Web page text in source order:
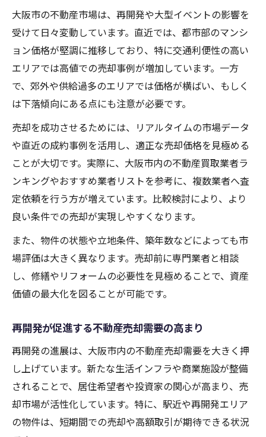
大阪市の不動産市場は、再開発や大型イベントの影響を
受けて日々変動しています。直近では、都市部のマンシ
ョン価格が堅調に推移しており、特に交通利便性の高い
エリアでは高値での売却事例が増加しています。一方
で、郊外や供給過多のエリアでは価格が横ばい、もしく
は下落傾向にある点にも注意が必要です。
売却を成功させるためには、リアルタイムの市場データ
や直近の成約事例を活用し、適正な売却価格を見極める
ことが大切です。実際に、大阪市内の不動産買取業者ラ
ンキングやおすすめ業者リストを参考に、複数業者へ査
定依頼を行う方が増えています。比較検討により、より
良い条件での売却が実現しやすくなります。
また、物件の状態や立地条件、築年数などによっても市
場評価は大きく異なります。売却前に専門業者と相談
し、修繕やリフォームの必要性を見極めることで、資産
価値の最大化を図ることが可能です。
再開発が促進する不動産売却需要の高まり
再開発の進展は、大阪市内の不動産売却需要を大きく押
し上げています。新たな生活インフラや商業施設が整備
されることで、居住希望者や投資家の関心が高まり、売
却市場が活性化しています。特に、駅近や再開発エリア
の物件は、短期間での売却や高額取引が期待できる状況